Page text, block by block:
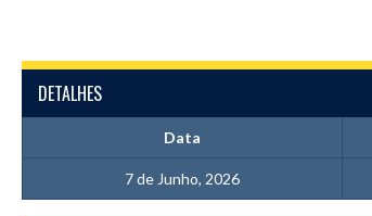
DETALHES
Data
7 de Junho, 2026